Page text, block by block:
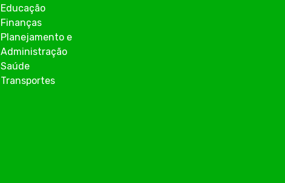
Educação
Finanças
Planejamento e
Administração
Saúde
Transportes